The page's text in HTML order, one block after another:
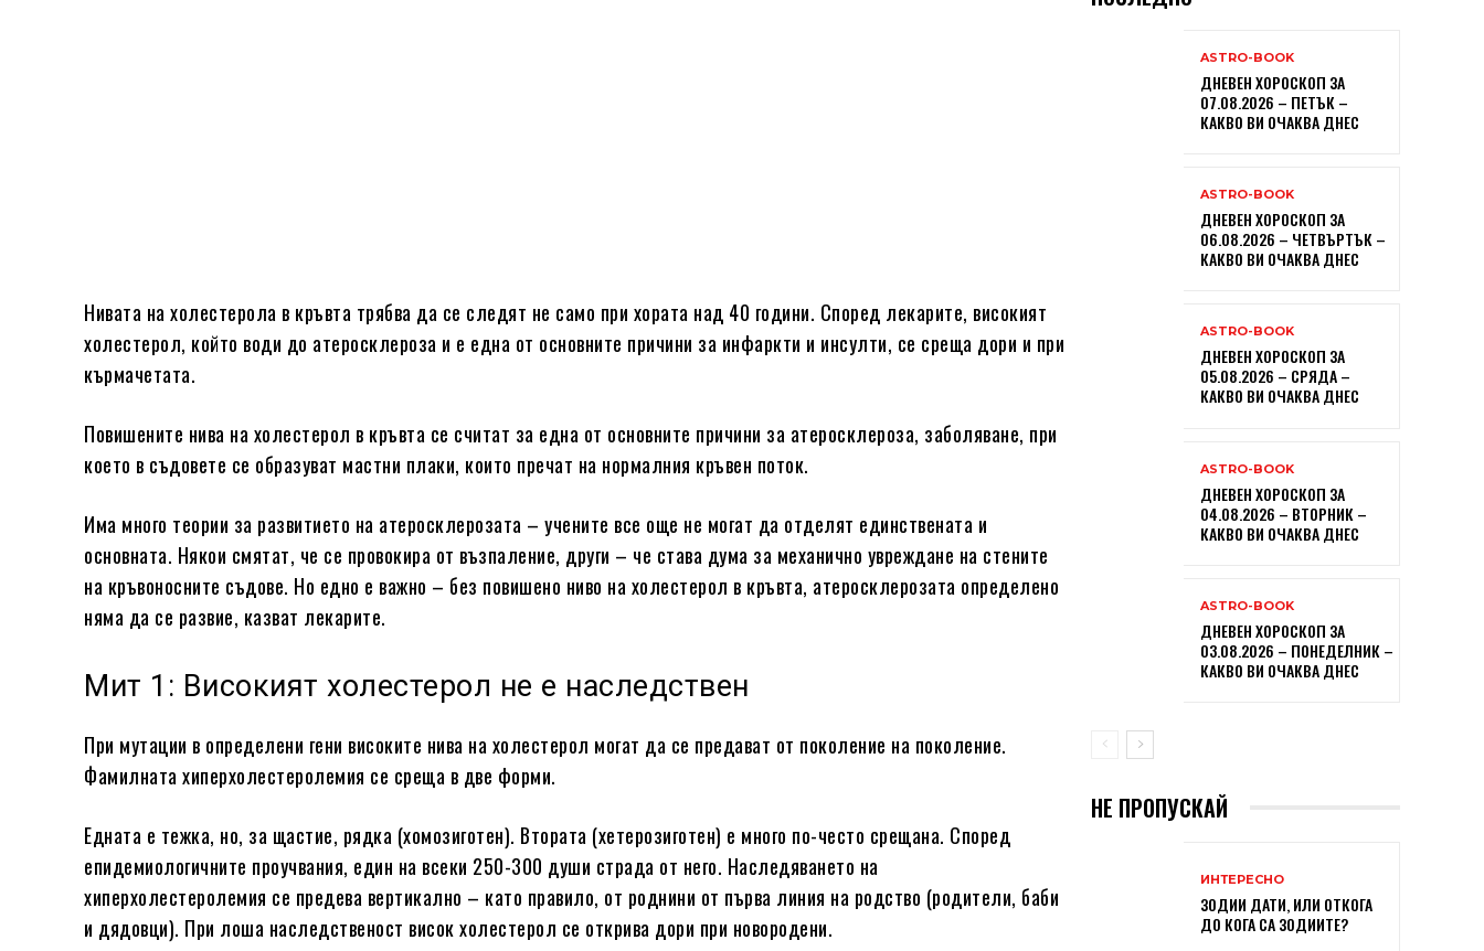
Нивата на холестерола в кръвта трябва да се следят не само при хората над 40 години. Според лекарите, високият
холестерол, който води до атеросклероза и е една от основните причини за инфаркти и инсулти, се среща дори и при
кърмачетата.
Повишените нива на холестерол в кръвта се считат за една от основните причини за атеросклероза, заболяване, при
което в съдовете се образуват мастни плаки, които пречат на нормалния кръвен поток.
Има много теории за развитието на атеросклерозата – учените все още не могат да отделят единствената и
основната. Някои смятат, че се провокира от възпаление, други – че става дума за механично увреждане на стените
на кръвоносните съдове. Но едно е важно – без повишено ниво на холестерол в кръвта, атеросклерозата определено
няма да се развие, казват лекарите.
Мит 1: Високият холестерол не е наследствен
При мутации в определени гени високите нива на холестерол могат да се предават от поколение на поколение.
Фамилната хиперхолестеролемия се среща в две форми.
Едната е тежка, но, за щастие, рядка (хомозиготен). Втората (хетерозиготен) е много по-често срещана. Според
епидемиологичните проучвания, един на всеки 250-300 души страда от него. Наследяването на
хиперхолестеролемия се предева вертикално – като правило, от роднини от първа линия на родство (родители, баби
и дядовци). При лоша наследственост висок холестерол се открива дори при новородени.
ASTRO-BOOK
ДНЕВЕН ХОРОСКОП ЗА
07.08.2026 – ПЕТЪК –
КАКВО ВИ ОЧАКВА ДНЕС
ASTRO-BOOK
ДНЕВЕН ХОРОСКОП ЗА
06.08.2026 – ЧЕТВЪРТЪК –
КАКВО ВИ ОЧАКВА ДНЕС
ASTRO-BOOK
ДНЕВЕН ХОРОСКОП ЗА
05.08.2026 – СРЯДА –
КАКВО ВИ ОЧАКВА ДНЕС
ASTRO-BOOK
ДНЕВЕН ХОРОСКОП ЗА
04.08.2026 – ВТОРНИК –
КАКВО ВИ ОЧАКВА ДНЕС
ASTRO-BOOK
ДНЕВЕН ХОРОСКОП ЗА
03.08.2026 – ПОНЕДЕЛНИК –
КАКВО ВИ ОЧАКВА ДНЕС
НЕ ПРОПУСКАЙ
ИНТЕРЕСНО
ЗОДИИ ДАТИ, ИЛИ ОТКОГА
ДО КОГА СА ЗОДИИТЕ?